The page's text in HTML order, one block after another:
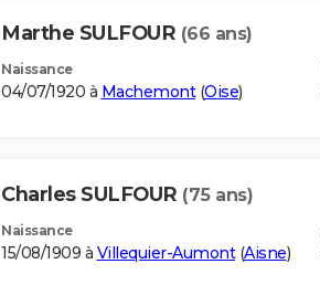
Marthe SULFOUR (66 ans)
Naissance
04/07/1920 à Machemont(Oise)
Charles SULFOUR (75 ans)
Naissance
15/08/1909 à Villequier-Aumont(Aisne)